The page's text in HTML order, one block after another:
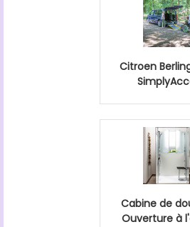
Citroen
Cabine de
Ouverture à